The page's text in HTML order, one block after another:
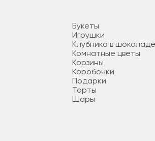
Букеты
Игрушки
Клубника в шоколаде
Комнатные цветы
Корзины
Коробочки
Подарки
Торты
Шары